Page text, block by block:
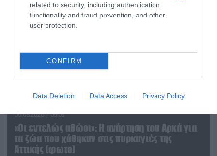
related to security, including authentication
functionality and fraud prevention, and other
user protection.
CONFIRM
Data Deletion Data Access Privacy Policy
06.08.2026 | 09:03
«Οι εντελώς αθώοι»: Η ανάρτηση του Αρκά για
τα ζώα που χάθηκαν στις πυρκαγιές της
Αττικής (φωτο)